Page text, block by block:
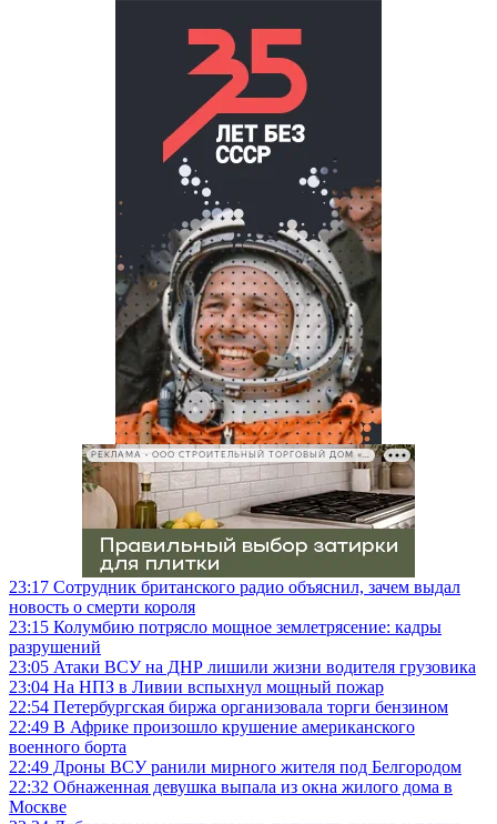
РЕКЛАМА • ООО СТРОИТЕЛЬНЫЙ ТОРГОВЫЙ ДОМ «ПЕТРОВИЧ», ИНН 7802348846
23:17 Сотрудник британского радио объяснил, зачем выдал
новость о смерти короля
23:15 Колумбию потрясло мощное землетрясение: кадры
разрушений
23:05 Атаки ВСУ на ДНР лишили жизни водителя грузовика
23:04 На НПЗ в Ливии вспыхнул мощный пожар
22:54 Петербургская биржа организовала торги бензином
22:49 В Африке произошло крушение американского
военного борта
22:49 Дроны ВСУ ранили мирного жителя под Белгородом
22:32 Обнаженная девушка выпала из окна жилого дома в
Москве